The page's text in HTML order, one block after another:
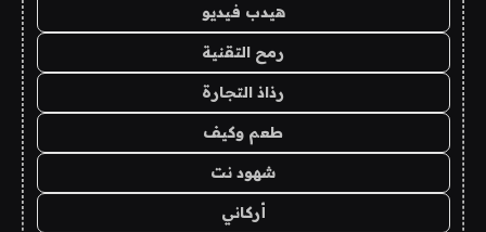
هيدب فيديو
رمح التقنية
رذاذ التجارة
طعم وكيف
شهود نت
أركاني